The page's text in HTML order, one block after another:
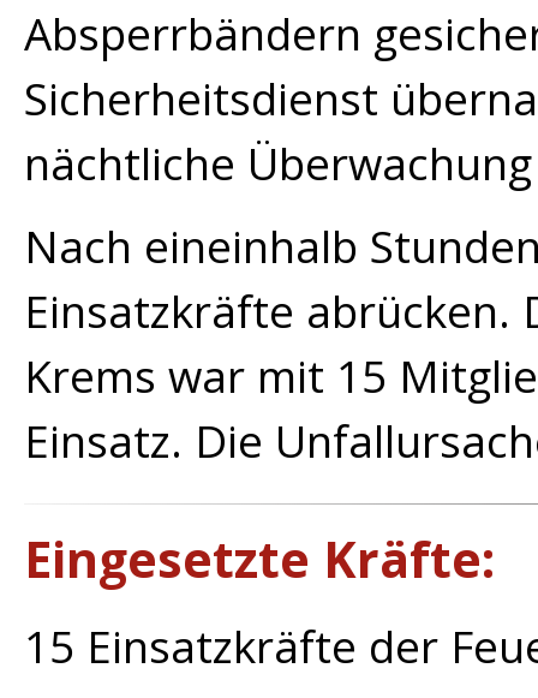
Absperrbändern
Sicherheitsdienst
nächtliche
Nach eineinhalb
Einsatzkräfte abrücken.
Krems war mit 15
Einsatz. Die
Eingesetzte Kräfte:
15 Einsatzkräfte der